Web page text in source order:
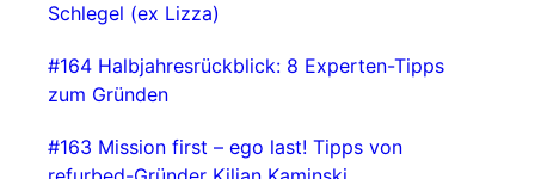
Schlegel (ex Lizza)
#164 Halbjahresrückblick: 8 Experten-Tipps
zum Gründen
#163 Mission first – ego last! Tipps von